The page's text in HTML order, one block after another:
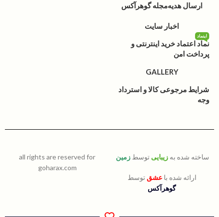
ارسال هدیهمجله گوهرآکس
اخبار سایت
نماد اعتماد خرید اینترنتی و
پرداخت امن
اینماد
GALLERY
شرایط مرجوعی کالا و استرداد
وجه
ساخته شده به زیبایی توسط زمین
ارائه شده باعشق توسط
گوهرآکس
all rights are reserved for
goharax.com